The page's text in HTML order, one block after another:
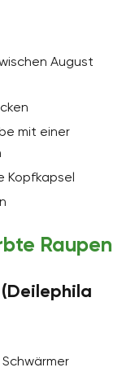
August
mit einer
Kopfkapsel
Raupen